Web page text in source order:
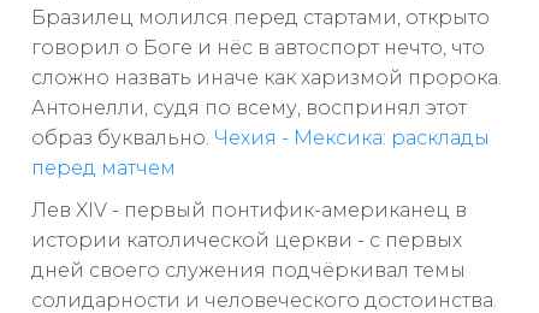
Бразилец молился перед стартами, открыто
говорил о Боге и нёс в автоспорт нечто, что
сложно назвать иначе как харизмой пророка.
Антонелли, судя по всему, воспринял этот
образ буквально. Чехия - Мексика: расклады
перед матчем
Лев XIV - первый понтифик-американец в
истории католической церкви - с первых
дней своего служения подчёркивал темы
солидарности и человеческого достоинства.